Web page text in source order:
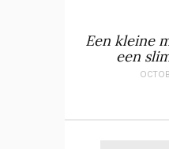
Een kleine
een